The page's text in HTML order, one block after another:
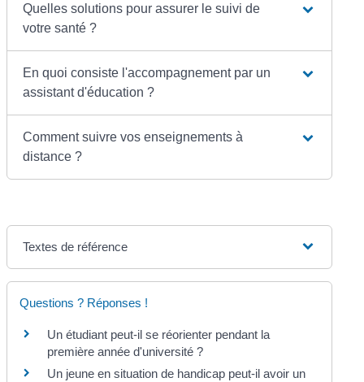
Quelles solutions pour assurer le suivi de
votre santé ?
En quoi consiste l'accompagnement par un
assistant d'éducation ?
Comment suivre vos enseignements à
distance ?
Textes de référence
Questions ? Réponses !
Un étudiant peut-il se réorienter pendant la
première année d'université ?
Un jeune en situation de handicap peut-il avoir un